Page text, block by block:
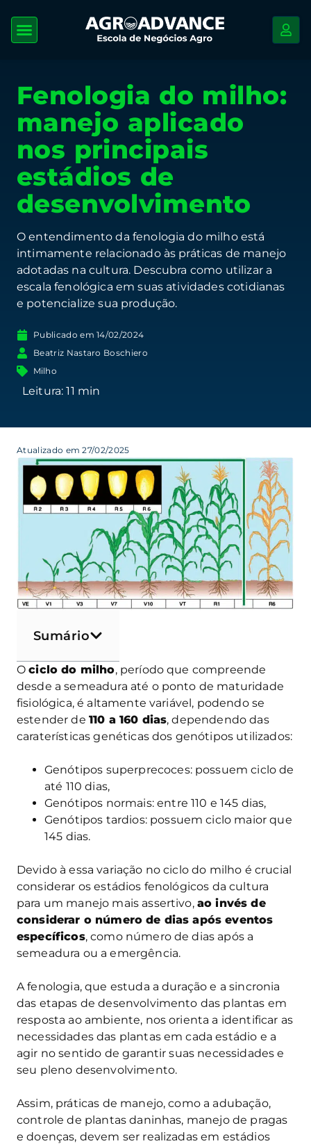
Fenologia do milho:
manejo aplicado
nos principais
estádios de
desenvolvimento
O entendimento da fenologia do milho está
intimamente relacionado às práticas de manejo
adotadas na cultura. Descubra como utilizar a
escala fenológica em suas atividades cotidianas
e potencialize sua produção.
Publicado em 14/02/2024
Beatriz Nastaro Boschiero
Milho
Atualizado em 27/02/2025
Sumário
Ociclo do milho, período que compreende
desde a semeadura até o ponto de maturidade
fisiológica, é altamente variável, podendo se
estender de 110 a 160 dias, dependendo das
caraterísticas genéticas dos genótipos utilizados:
Genótipos superprecoces: possuem ciclo de
até 110 dias,
Genótipos normais: entre 110 e 145 dias,
Genótipos tardios: possuem ciclo maior que
145 dias.
Devido à essa variação no ciclo do milho é crucial
considerar os estádios fenológicos da cultura
para um manejo mais assertivo, ao invés de
considerar o número de dias após eventos
específicos, como número de dias após a
semeadura ou a emergência.
A fenologia, que estuda a duração e a sincronia
das etapas de desenvolvimento das plantas em
resposta ao ambiente, nos orienta a identificar as
necessidades das plantas em cada estádio e a
agir no sentido de garantir suas necessidades e
seu pleno desenvolvimento.
Assim, práticas de manejo, como a adubação,
controle de plantas daninhas, manejo de pragas
e doenças, devem ser realizadas em estádios